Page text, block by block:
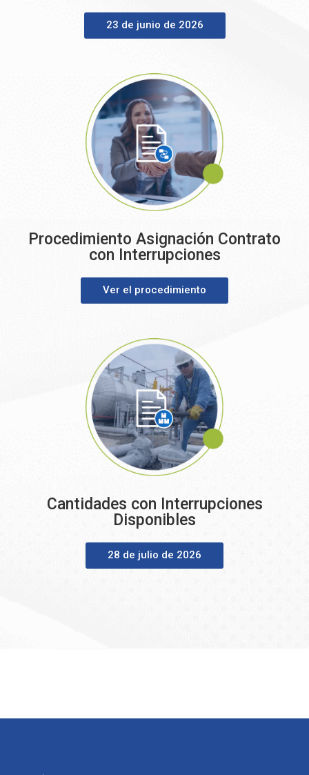
23 de junio de 2026
Procedimiento Asignación Contrato
con Interrupciones
Ver el procedimiento
Cantidades con Interrupciones
Disponibles
28 de julio de 2026